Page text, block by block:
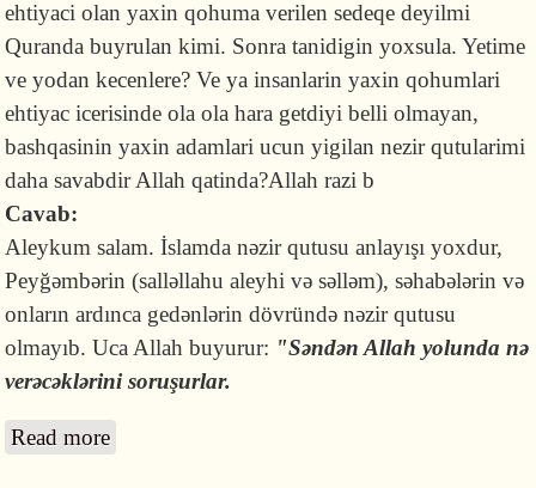
ehtiyaci olan yaxin qohuma verilen sedeqe deyilmi
Quranda buyrulan kimi. Sonra tanidigin yoxsula. Yetime
ve yodan kecenlere? Ve ya insanlarin yaxin qohumlari
ehtiyac icerisinde ola ola hara getdiyi belli olmayan,
bashqasinin yaxin adamlari ucun yigilan nezir qutularimi
daha savabdir Allah qatinda?Allah razi b
Cavab:
Aleykum salam. İslamda nəzir qutusu anlayışı yoxdur,
Peyğəmbərin (salləllahu aleyhi və səlləm), səhabələrin və
onların ardınca gedənlərin dövründə nəzir qutusu
olmayıb. Uca Allah buyurur: "Səndən Allah yolunda nə
verəcəklərini soruşurlar.
Read more